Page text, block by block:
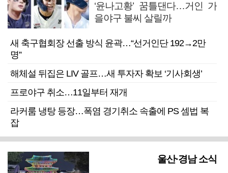
‘윤나고황’ 꿈틀댄다…거인 가
을야구 불씨 살릴까
새 축구협회장 선출 방식 윤곽…“선거인단 192→2만
명”
해체설 뒤집은 LIV 골프…새 투자자 확보 ‘기사회생’
프로야구 취소…11일부터 재개
라커룸 냉탕 등장…폭염 경기취소 속출에 PS 셈법 복
잡
울산·경남 소식